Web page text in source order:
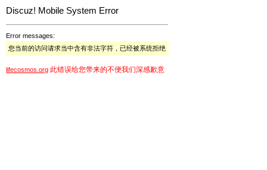
Discuz! Mobile System Error
Error messages:
您当前的访问请求当中含有非法字符，已经被系统拒绝
lifecosmos.org 此错误给您带来的不便我们深感歉意